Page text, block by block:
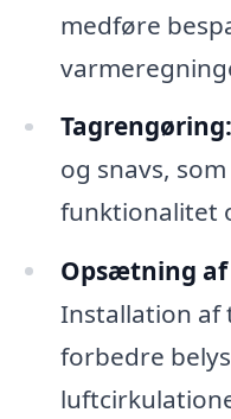
medføre
Tagrengøring:
og snavs,
funktionalitet
Opsætning
Installation af
forbedre